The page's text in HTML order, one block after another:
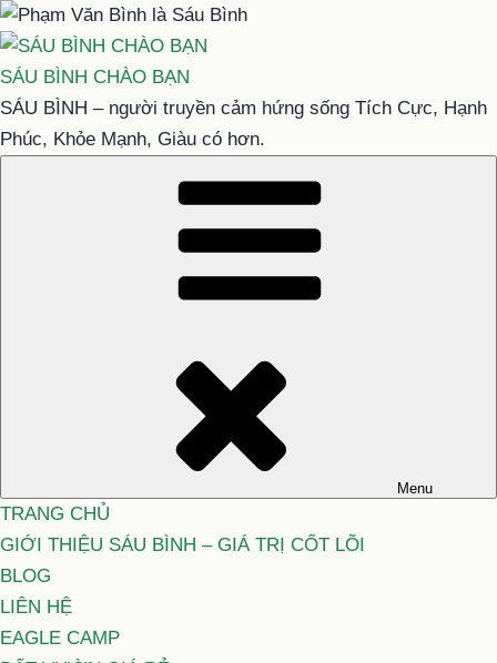
Chuyển
đến
phần
nội
dung
SÁU BÌNH CHÀO BẠN
SÁU BÌNH – người truyền cảm hứng sống Tích Cực, Hạnh
Phúc, Khỏe Mạnh, Giàu có hơn.
Menu
TRANG CHỦ
GIỚI THIỆU SÁU BÌNH – GIÁ TRỊ CỐT LÕI
BLOG
LIÊN HỆ
EAGLE CAMP